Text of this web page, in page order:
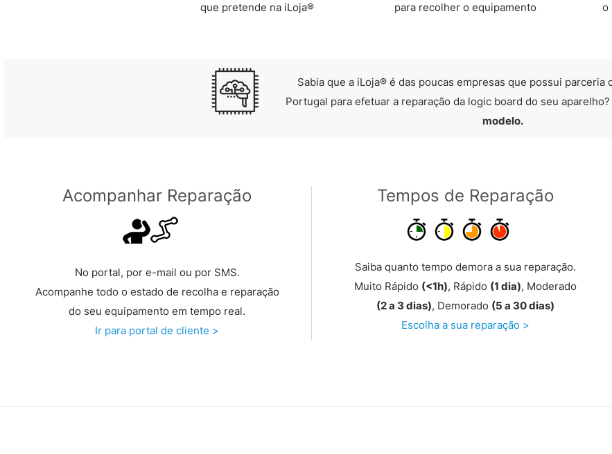
que pretende na iLoja®
para recolher o equipamento
o
Sabia que a iLoja® é das poucas empresas que possui parceria
Portugal para efetuar a reparação da logic board do seu aparelho?
modelo.
Acompanhar Reparação
No portal, por e-mail ou por SMS.
Acompanhe todo o estado de recolha e reparação
do seu equipamento em tempo real.
Ir para portal de cliente >
Tempos de Reparação
Saiba quanto tempo demora a sua reparação.
Muito Rápido (<1h), Rápido (1 dia), Moderado
(2 a 3 dias), Demorado (5 a 30 dias)
Escolha a sua reparação >